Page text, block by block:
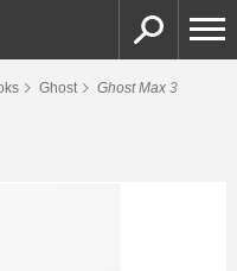
Ghost Ghost Max 3